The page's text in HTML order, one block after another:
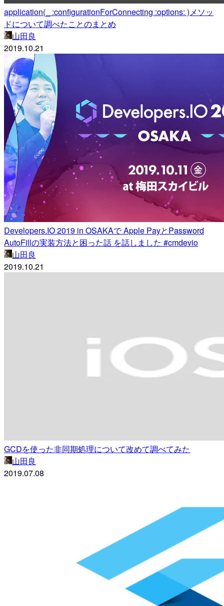
application(_ :configurationForConnecting :options: )メソッ
ドについて調べたことのまとめ
山田良
2019.10.21
Developers.IO 2019 in OSAKAで Apple PayとPassword
AutoFillの実装方法と困った話 を話しました #cmdevio
山田良
2019.10.21
GCDを使った非同期処理について改めて調べてみた
山田良
2019.07.08